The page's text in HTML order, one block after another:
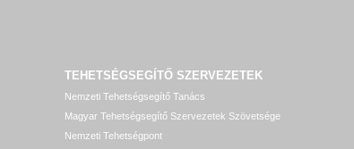
TEHETSÉGSEGÍTŐ SZERVEZETEK
Nemzeti Tehetségsegítő Tanács
Magyar Tehetségsegítő Szervezetek Szövetsége
Nemzeti Tehetségpont